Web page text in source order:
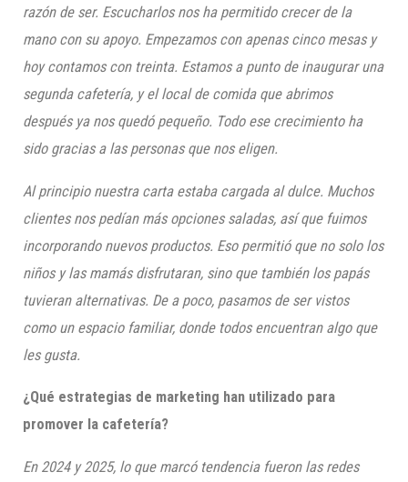
razón de ser. Escucharlos nos ha permitido crecer de la
mano con su apoyo. Empezamos con apenas cinco mesas y
hoy contamos con treinta. Estamos a punto de inaugurar una
segunda cafetería, y el local de comida que abrimos
después ya nos quedó pequeño. Todo ese crecimiento ha
sido gracias a las personas que nos eligen.
Al principio nuestra carta estaba cargada al dulce. Muchos
clientes nos pedían más opciones saladas, así que fuimos
incorporando nuevos productos. Eso permitió que no solo los
niños y las mamás disfrutaran, sino que también los papás
tuvieran alternativas. De a poco, pasamos de ser vistos
como un espacio familiar, donde todos encuentran algo que
les gusta.
¿Qué estrategias de marketing han utilizado para
promover la cafetería?
En 2024 y 2025, lo que marcó tendencia fueron las redes